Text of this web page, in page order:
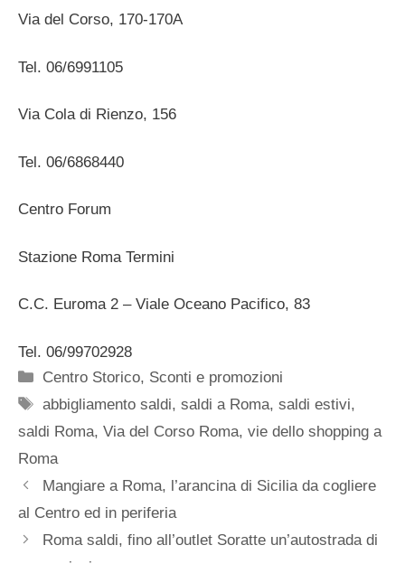
Via del Corso, 170-170A
Tel. 06/6991105
Via Cola di Rienzo, 156
Tel. 06/6868440
Centro Forum
Stazione Roma Termini
C.C. Euroma 2 – Viale Oceano Pacifico, 83
Tel. 06/99702928
Categorie
Centro Storico, Sconti e promozioni
Tag
abbigliamento saldi,saldi a Roma,saldi estivi,
saldi Roma, Via del Corso Roma, vie dello shopping a
Roma
Mangiare a Roma, l’arancina di Sicilia da cogliere
al Centro ed in periferia
Roma saldi, fino all’outlet Soratte un’autostrada di